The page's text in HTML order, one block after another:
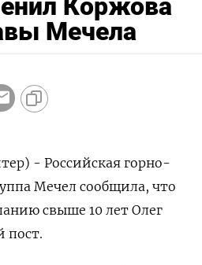
Коржова
Мечела
- Российская горно-
Мечел сообщила, что
свыше 10 лет Олег
пост.